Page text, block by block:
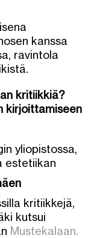
kanssa
ravintola
kritiikkiä?
kirjoittamiseen
yliopistossa,
estetiikan
kritiikkejä,
kutsui
Mustekalaan.